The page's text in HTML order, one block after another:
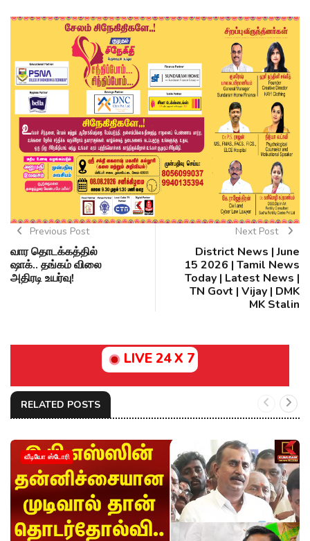
Previous Post
வார தொடக்கத்தில்
ஷாக்.. தங்கம் விலை
அதிரடி உயர்வு!
Next Post
District News | June
15 2026 | Tamil News
Today | Latest News |
TN Govt | Vijay | DMK
MK Stalin
LIVE 24 X 7
RELATED POSTS
வீடியோ ஸ்டோரி